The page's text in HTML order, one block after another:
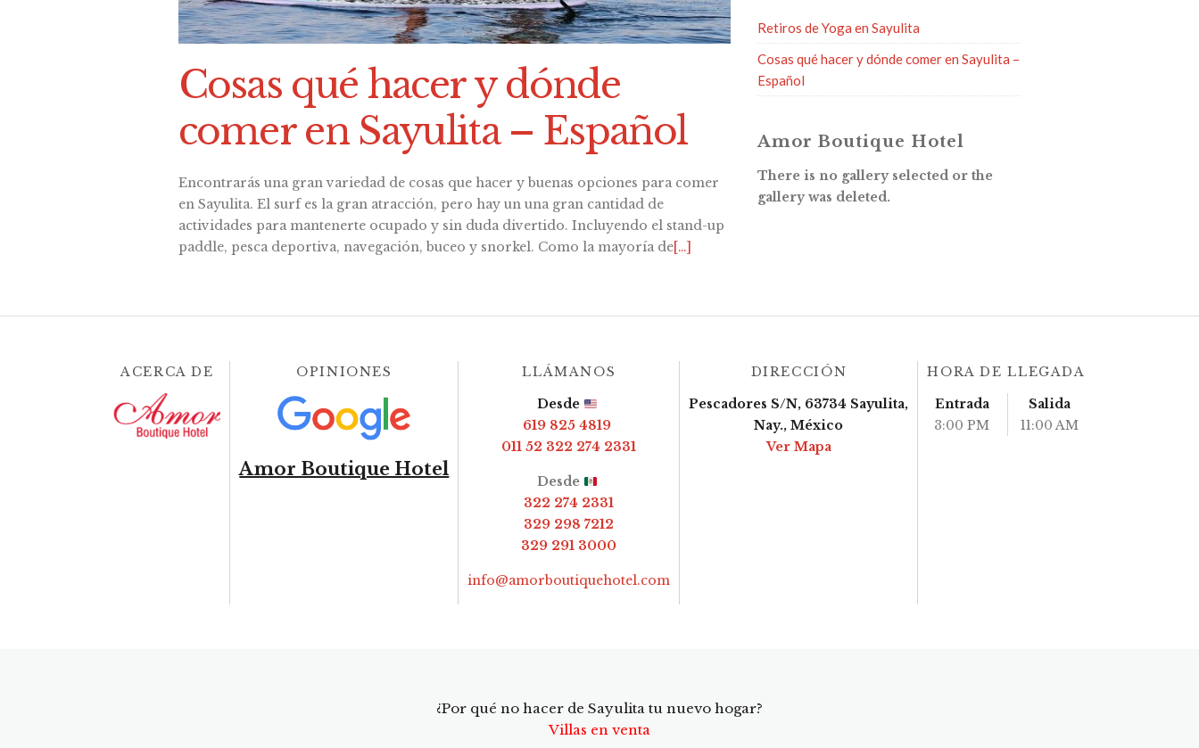
Cosas qué hacer y dónde
comer en Sayulita – Español
Encontrarás una gran variedad de cosas que hacer y buenas opciones para comer
en Sayulita. El surf es la gran atracción, pero hay un una gran cantidad de
actividades para mantenerte ocupado y sin duda divertido. Incluyendo el stand-up
paddle, pesca deportiva, navegación, buceo y snorkel. Como la mayoría de[…]
Retiros de Yoga en Sayulita
Cosas qué hacer y dónde comer en Sayulita –
Español
Amor Boutique Hotel
There is no gallery selected or the
gallery was deleted.
ACERCA DE OPINIONES
Amor Boutique Hotel
LLÁMANOS
Desde
619 825 4819
011 52 322 274 2331
Desde
322 274 2331
329 298 7212
329 291 3000
info@amorboutiquehotel.com
DIRECCIÓN
Pescadores S/N, 63734 Sayulita,
Nay., México
Ver Mapa
HORA DE LLEGADA
Entrada
3:00 PM
Salida
11:00 AM
¿Por qué no hacer de Sayulita tu nuevo hogar?
Villas en venta